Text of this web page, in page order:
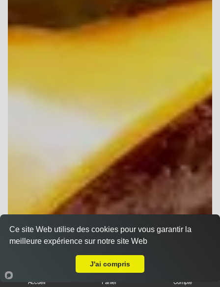
Accueil Panier Compte
Ce site Web utilise des cookies pour vous garantir la
meilleure expérience sur notre site Web
J'ai compris